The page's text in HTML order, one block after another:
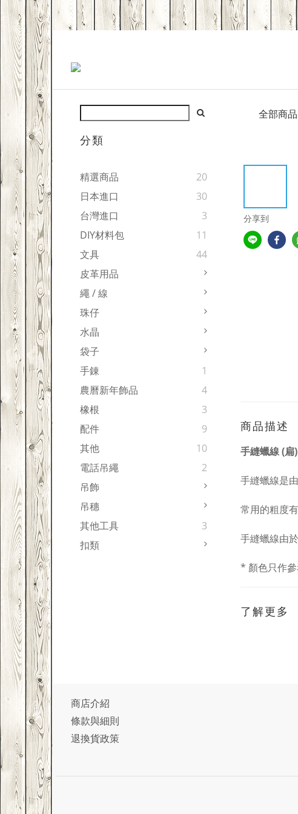
分類
精選商品
20
日本進口
30
台灣進口
3
DIY材料包
11
文具
44
皮革用品
繩 / 線
珠仔
水晶
袋子
手錬
1
農曆新年飾品
4
橡根
3
配件
9
其他
10
電話吊繩
2
吊飾
吊穗
其他工具
3
扣類
全部商品
分享到
商品描述
手縫蠟線 (扁)
手縫蠟線是
常用的粗度
手縫蠟線由
* 顏色只作參
了解更多
商店介紹
條款與細則
退換貨政策